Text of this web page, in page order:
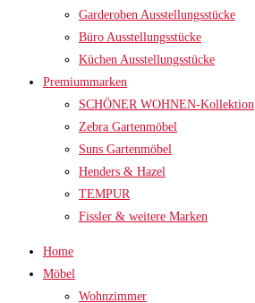
Garderoben Ausstellungsstücke
Büro Ausstellungsstücke
Küchen Ausstellungsstücke
Premiummarken
SCHÖNER WOHNEN-Kollektion
Zebra Gartenmöbel
Suns Gartenmöbel
Henders & Hazel
TEMPUR
Fissler & weitere Marken
Home
Möbel
Wohnzimmer